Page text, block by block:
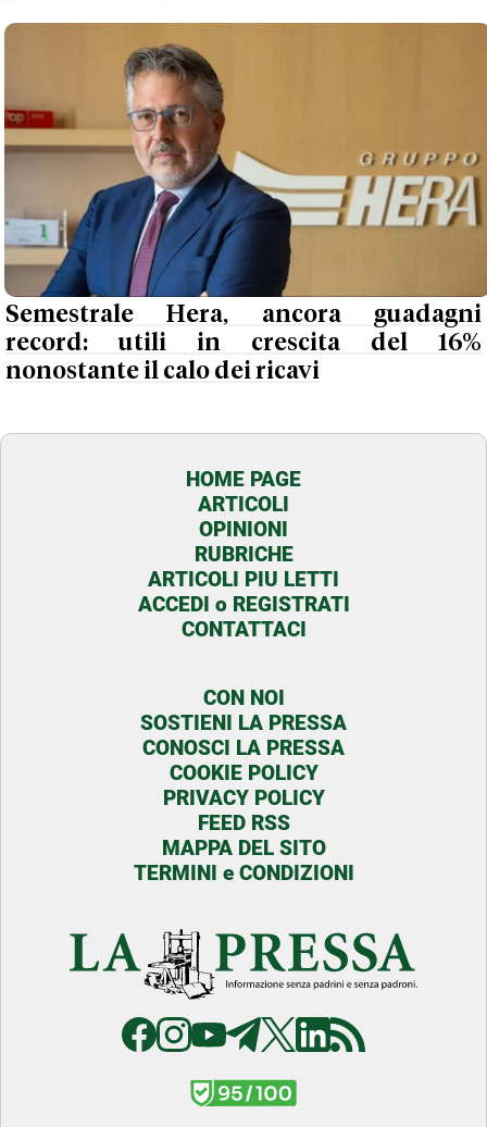
Semestrale Hera, ancora guadagni
record: utili in crescita del 16%
nonostante il calo dei ricavi
HOME PAGE
ARTICOLI
OPINIONI
RUBRICHE
ARTICOLI PIU LETTI
ACCEDI o REGISTRATI
CONTATTACI
CON NOI
SOSTIENI LA PRESSA
CONOSCI LA PRESSA
COOKIE POLICY
PRIVACY POLICY
FEED RSS
MAPPA DEL SITO
TERMINI e CONDIZIONI